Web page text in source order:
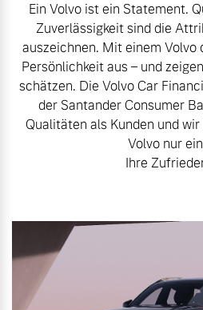
Konnektivität
Angebot anfragen
Fahrzeug konfigurieren
Volvo
Sie
Vielzahl
Volvo
Bitte
direkt
Mehr
Mehr
Ein Volvo ist ein Statement.
Zuverlässigkeit sind die
auszeichnen. Mit einem Volvo
Persönlichkeit aus – und
schätzen. Die Volvo Car
der Santander Consumer
Qualitäten als Kunden und
Volvo nur
Ihre